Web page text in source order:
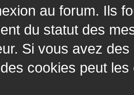
au forum. Ils
du statut des
Si vous avez
cookies peut les